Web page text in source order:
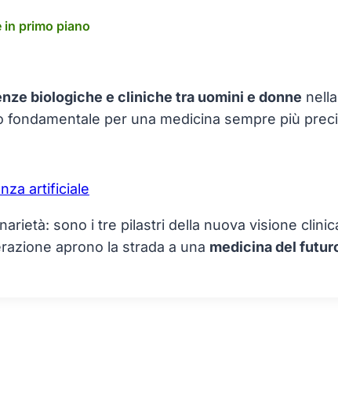
in primo piano
biologiche e cliniche tra uomini e donne
fondamentale per una medicina sempre più
sono i tre pilastri della nuova visione
aprono la strada a una medicina del